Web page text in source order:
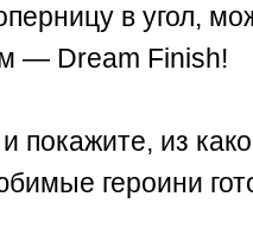
в угол,
— Dream Finish!
покажите, из
героини